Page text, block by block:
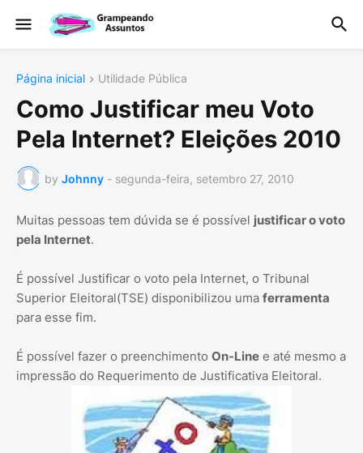
Página inicial Utilidade Pública
Como Justificar meu Voto
Pela Internet? Eleições 2010
by Johnny - segunda-feira, setembro 27, 2010
Muitas pessoas tem dúvida se é possível justificar o voto
pela Internet.
É possível Justificar o voto pela Internet, o Tribunal
Superior Eleitoral(TSE) disponibilizou uma ferramenta
para esse fim.
É possível fazer o preenchimento On-Line e até mesmo a
impressão do Requerimento de Justificativa Eleitoral.